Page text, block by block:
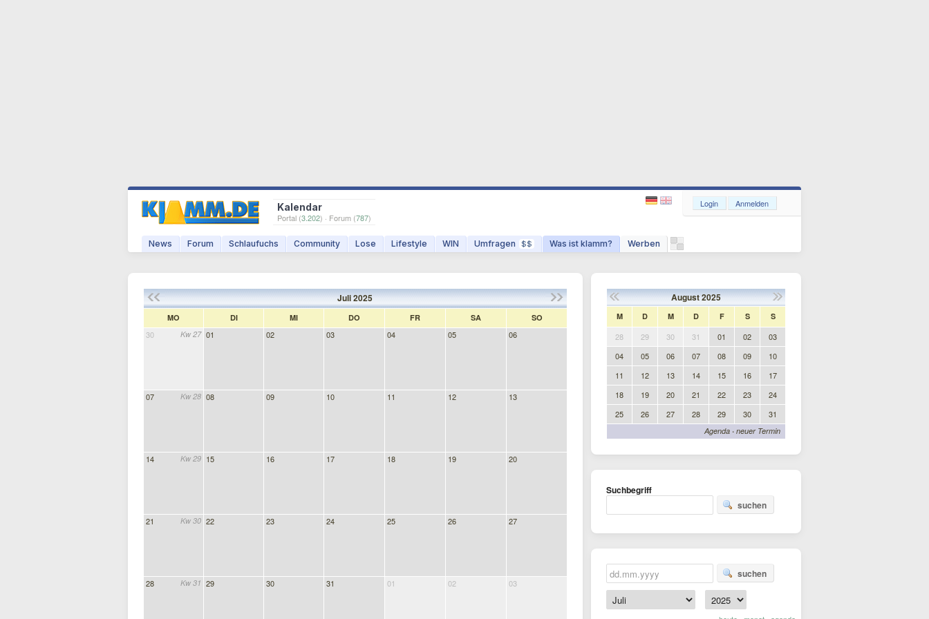
Kalendar
Portal (3.202) · Forum (787)
News Forum Schlaufuchs Community Lose Lifestyle WIN Umfragen $$ Was ist klamm? Werben
Login Anmelden
Juli2025
MO DI MI DO FR SA SO
30 Kw 27 01 02 03 04 05 06
07 Kw 28 08 09 10 11 12 13
14 Kw 29 15 16 17 18 19 20
21 Kw 30 22 23 24 25 26 27
28 Kw 31 29 30 31 01 02 03
August2025
M D M D F S S
28 29 30 31 01 02
03
04
05 06 07 08 09
10
11
12 13 14 15 16
17
18
19 20 21 22 23
24
25
26 27 28 29 30 31
Agenda · neuer Termin
Suchbegriff
suchen
suchen